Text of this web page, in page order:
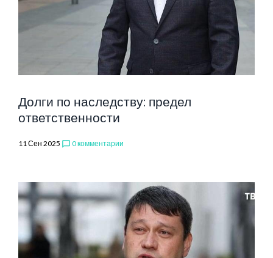
Долги по наследству: предел
ответственности
11 Сен 2025 chat_bubble_outline 0 комментарии